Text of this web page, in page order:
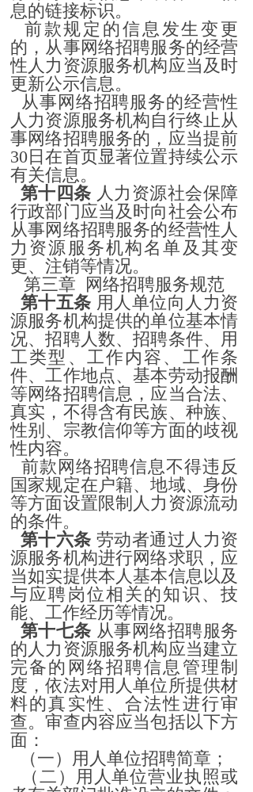
息的链接标识。
前款规定的信息发生变更
的，从事网络招聘服务的经营
性人力资源服务机构应当及时
更新公示信息。
从事网络招聘服务的经营性
人力资源服务机构自行终止从
事网络招聘服务的，应当提前
30日在首页显著位置持续公示
有关信息。
第十四条 人力资源社会保障
行政部门应当及时向社会公布
从事网络招聘服务的经营性人
力资源服务机构名单及其变
更、注销等情况。
第三章 网络招聘服务规范
第十五条 用人单位向人力资
源服务机构提供的单位基本情
况、招聘人数、招聘条件、用
工类型、工作内容、工作条
件、工作地点、基本劳动报酬
等网络招聘信息，应当合法、
真实，不得含有民族、种族、
性别、宗教信仰等方面的歧视
性内容。
前款网络招聘信息不得违反
国家规定在户籍、地域、身份
等方面设置限制人力资源流动
的条件。
第十六条 劳动者通过人力资
源服务机构进行网络求职，应
当如实提供本人基本信息以及
与应聘岗位相关的知识、技
能、工作经历等情况。
第十七条 从事网络招聘服务
的人力资源服务机构应当建立
完备的网络招聘信息管理制
度，依法对用人单位所提供材
料的真实性、合法性进行审
查。审查内容应当包括以下方
面：
（一）用人单位招聘简章；
（二）用人单位营业执照或